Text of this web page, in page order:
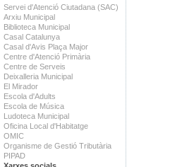
Servei d'Atenció Ciutadana (SAC)
Arxiu Municipal
Biblioteca Municipal
Casal Catalunya
Casal d'Avis Plaça Major
Centre d'Atenció Primària
Centre de Serveis
Deixalleria Municipal
El Mirador
Escola d'Adults
Escola de Música
Ludoteca Municipal
Oficina Local d'Habitatge
OMIC
Organisme de Gestió Tributària
PIPAD